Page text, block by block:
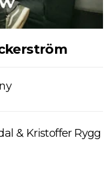
& Kristoffer Rygg